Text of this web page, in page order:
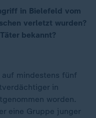
in Bielefeld vom
verletzt wurden?
bekannt?
mindestens fünf
in
worden.
eine Gruppe junger